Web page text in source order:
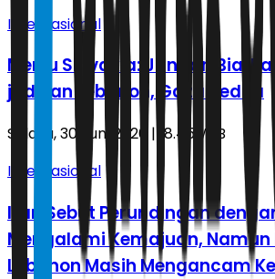
Internasional
Menlu Slovakia: Jangan
jadikan Lebanon, Gaza Kedua
Selasa, 30 Juni 2026 | 18.45 WIB
Internasional
Iran Sebut Perundingan
Mengalami Kemajuan,
Lebanon Masih Mengancam